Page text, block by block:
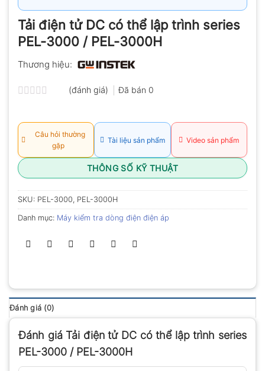
Tải điện tử DC có thể lập trình series
PEL-3000 / PEL-3000H
Thương hiệu:
hạng
5
sao
(đánh giá) Đã bán 0
Câu hỏi thường
gặp
Tài liệu sản phẩm Video sản phẩm
THÔNG SỐ KỸ THUẬT
SKU: PEL-3000, PEL-3000H
Danh mục: Máy kiểm tra dòng điện điện áp
Đánh giá (0)
Đánh giá Tải điện tử DC có thể lập trình series
PEL-3000 / PEL-3000H